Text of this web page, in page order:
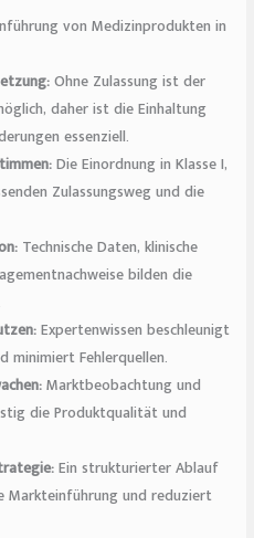
von Medizinprodukten in
Ohne Zulassung ist der
daher ist die Einhaltung
essenziell.
Die Einordnung in Klasse I,
Zulassungsweg und die
Technische Daten, klinische
bilden die
Expertenwissen beschleunigt
minimiert Fehlerquellen.
Marktbeobachtung und
die Produktqualität und
Ein strukturierter Ablauf
und reduziert